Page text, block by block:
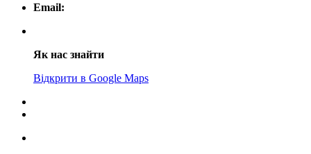
Email:
Як нас знайти
Відкрити в Google Maps